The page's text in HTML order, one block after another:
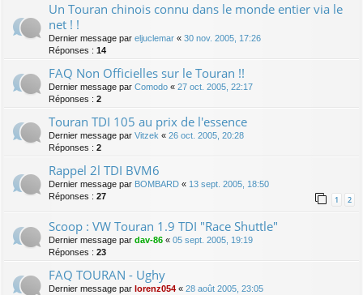
Un Touran chinois connu dans le monde entier via le
net ! !
Dernier message par eljuclemar « 30 nov. 2005, 17:26
Réponses : 14
FAQ Non Officielles sur le Touran !!
Dernier message par Comodo « 27 oct. 2005, 22:17
Réponses : 2
Touran TDI 105 au prix de l'essence
Dernier message par Vitzek « 26 oct. 2005, 20:28
Réponses : 2
Rappel 2l TDI BVM6
Dernier message par BOMBARD « 13 sept. 2005, 18:50
Réponses : 27 1 2
Scoop : VW Touran 1.9 TDI "Race Shuttle"
Dernier message par dav-86 « 05 sept. 2005, 19:19
Réponses : 23
FAQ TOURAN - Ughy
Dernier message par lorenz054 « 28 août 2005, 23:05